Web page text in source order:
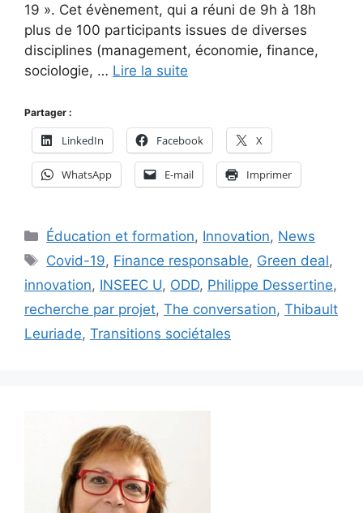
19 ». Cet évènement, qui a réuni de 9h à 18h
plus de 100 participants issues de diverses
disciplines (management, économie, finance,
sociologie, … Lire la suite
Partager :
LinkedIn Facebook X
WhatsApp E-mail Imprimer
Catégories
Éducation et formation, Innovation, News
Étiquettes
Covid-19, Finance responsable, Green deal,
innovation, INSEEC U, ODD, Philippe Dessertine,
recherche par projet, The conversation, Thibault
Leuriade, Transitions sociétales